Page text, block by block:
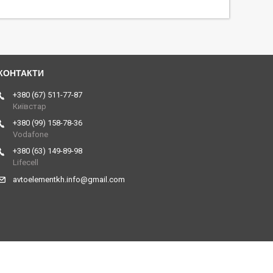
+380 (67) 511-77-87
Київстар
+380 (99) 158-78-36
Vodafone
+380 (63) 149-89-98
Lifecell
avtoelementkh.info@gmail.com